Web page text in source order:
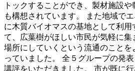
トックすることができ、製材施設
も構想されています。 また地域で
に木質バイオマスの基地として利用
て、広葉樹がほしい市民が気軽に
場所にしていくという流通のこと
っていました。 全５グループの発
講評をいただきました。 市が既に